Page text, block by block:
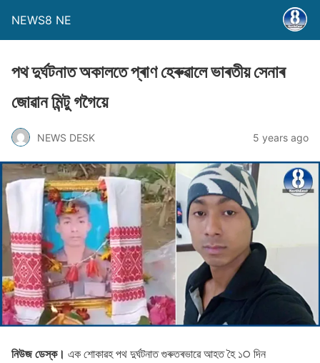
NEWS8 NE
পথ দুৰ্ঘটনাত অকালতে প্ৰাণ হেৰুৱালে ভাৰতীয় সেনাৰ
জোৱান মিন্টু গগৈয়ে
NEWS DESK 5 years ago
নিউজ ডেস্ক। এক শােকাৱহ পথ দুৰ্ঘটনাত গুৰুতৰভাৱে আহত হৈ ১੦ দিন